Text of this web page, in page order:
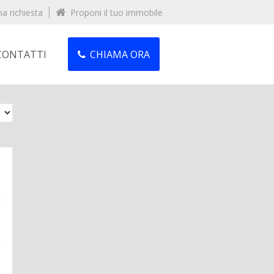
richiesta Proponi il tuo immobile
CHIAMA ORA